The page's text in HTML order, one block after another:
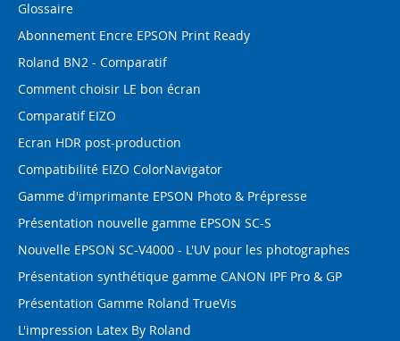
Glossaire
Abonnement Encre EPSON Print Ready
Roland BN2 - Comparatif
Comment choisir LE bon écran
Comparatif EIZO
Ecran HDR post-production
Compatibilité EIZO ColorNavigator
Gamme d'imprimante EPSON Photo & Prépresse
Présentation nouvelle gamme EPSON SC-S
Nouvelle EPSON SC-V4000 - L'UV pour les photographes
Présentation synthétique gamme CANON IPF Pro & GP
Présentation Gamme Roland TrueVis
L'impression Latex By Roland